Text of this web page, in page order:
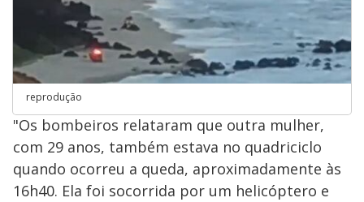
reprodução
"Os bombeiros relataram que outra mulher,
com 29 anos, também estava no quadriciclo
quando ocorreu a queda, aproximadamente às
16h40. Ela foi socorrida por um helicóptero e